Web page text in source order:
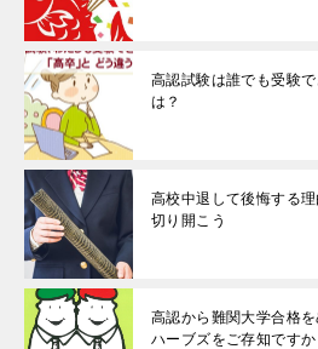
高認試験は誰でも受験
は？
高校中退して後悔する
切り開こう
高認から難関大学合格
ハーブズをご存知ですか